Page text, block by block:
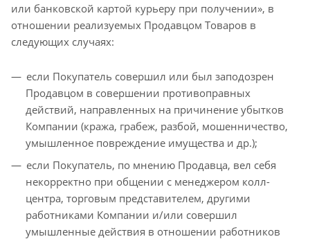
или банковской картой курьеру при получении», в
отношении реализуемых Продавцом Товаров в
следующих случаях:
если Покупатель совершил или был заподозрен
Продавцом в совершении противоправных
действий, направленных на причинение убытков
Компании (кража, грабеж, разбой, мошенничество,
умышленное повреждение имущества и др.);
если Покупатель, по мнению Продавца, вел себя
некорректно при общении с менеджером колл-
центра, торговым представителем, другими
работниками Компании и/или совершил
умышленные действия в отношении работников